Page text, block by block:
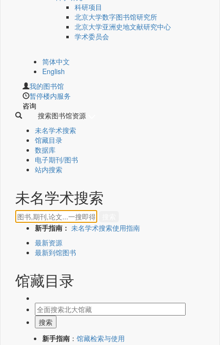
科研项目
北京大学数字图书馆研究所
北京大学亚洲史地文献研究中心
学术委员会
简体中文
English
我的图书馆
暂停楼内服务
咨询
搜索图书馆资源
未名学术搜索
馆藏目录
数据库
电子期刊/图书
站内搜索
未名学术搜索
新手指南： 未名学术搜索使用指南
最新资源
最新到馆图书
馆藏目录
新手指南 ： 馆藏检索与使用